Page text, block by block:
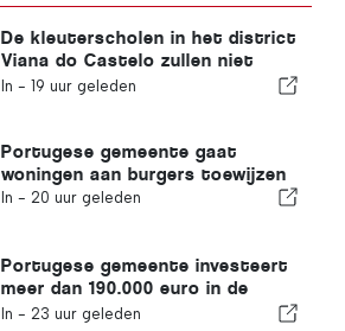
De kleuterscholen in het district
Viana do Castelo zullen niet
sluiten
In - 19 uur geleden
Portugese gemeente gaat
woningen aan burgers toewijzen
In - 20 uur geleden
Portugese gemeente investeert
meer dan 190.000 euro in de
watervoorziening
In - 23 uur geleden